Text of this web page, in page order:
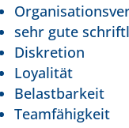
sehr gute
Diskretion
Loyalität
Belastbarkeit
Teamfähigkeit